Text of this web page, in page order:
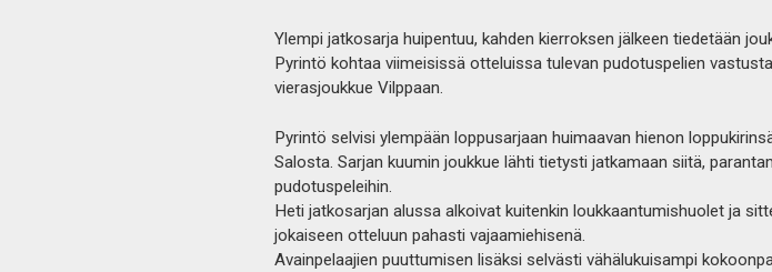
Ylempi jatkosarja huipentuu, kahden kierroksen jälkeen tiedetään
Pyrintö kohtaa viimeisissä otteluissa tulevan pudotuspelien
vierasjoukkue Vilppaan.
Pyrintö selvisi ylempään loppusarjaan huimaavan hienon
Salosta. Sarjan kuumin joukkue lähti tietysti jatkamaan siitä,
pudotuspeleihin.
Heti jatkosarjan alussa alkoivat kuitenkin loukkaantumishuolet ja
jokaiseen otteluun pahasti vajaamiehisenä.
Avainpelaajien puuttumisen lisäksi selvästi vähälukuisampi